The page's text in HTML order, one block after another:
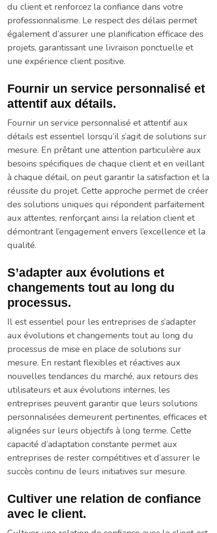
du client et renforcez la confiance dans votre
professionnalisme. Le respect des délais permet
également d’assurer une planification efficace des
projets, garantissant une livraison ponctuelle et
une expérience client positive.
Fournir un service personnalisé et
attentif aux détails.
Fournir un service personnalisé et attentif aux
détails est essentiel lorsqu’il s’agit de solutions sur
mesure. En prêtant une attention particulière aux
besoins spécifiques de chaque client et en veillant
à chaque détail, on peut garantir la satisfaction et la
réussite du projet. Cette approche permet de créer
des solutions uniques qui répondent parfaitement
aux attentes, renforçant ainsi la relation client et
démontrant l’engagement envers l’excellence et la
qualité.
S’adapter aux évolutions et
changements tout au long du
processus.
Il est essentiel pour les entreprises de s’adapter
aux évolutions et changements tout au long du
processus de mise en place de solutions sur
mesure. En restant flexibles et réactives aux
nouvelles tendances du marché, aux retours des
utilisateurs et aux évolutions internes, les
entreprises peuvent garantir que leurs solutions
personnalisées demeurent pertinentes, efficaces et
alignées sur leurs objectifs à long terme. Cette
capacité d’adaptation constante permet aux
entreprises de rester compétitives et d’assurer le
succès continu de leurs initiatives sur mesure.
Cultiver une relation de confiance
avec le client.